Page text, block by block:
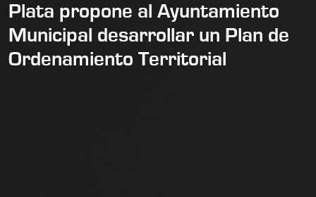
Plata propone al Ayuntamiento
Municipal desarrollar un Plan de
Ordenamiento Territorial